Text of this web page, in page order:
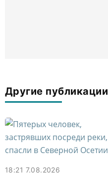
Другие публикации
18:21 7.08.2026